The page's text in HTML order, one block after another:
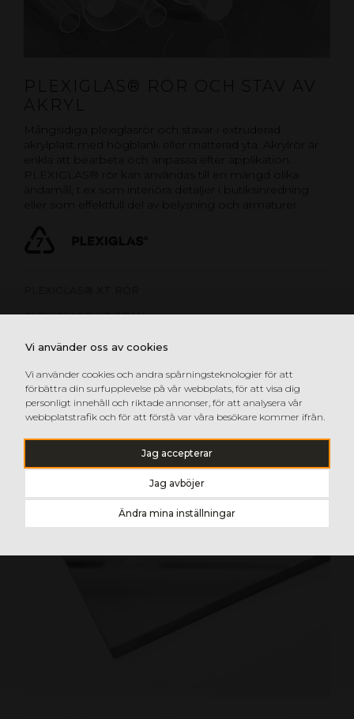
Vi använder oss av cookies
Vi använder cookies och andra spårningsteknologier för att
förbättra din surfupplevelse på vår webbplats, för att visa dig
personligt innehåll och riktade annonser, för att analysera vår
webbplatstrafik och för att förstå var våra besökare kommer ifrån.
Jag accepterar
Jag avböjer
Ändra mina inställningar
PLEXIGLAS® RÖR OCH STAV AV
AKRYL
Mångsidiga plexiglasrör och stavar i extruderad
akrylplast med högblank eller matterad yta. Akrylrör är
enkla att bearbeta och anpassa efter applikation.
PLEXIGLAS® rör kan användas till en mängd olika
ändamål, t.ex som interiöra detaljer i butiksinredning
eller som effektfull del av belysning och armaturer.
PLEXIGLAS® XT STAV